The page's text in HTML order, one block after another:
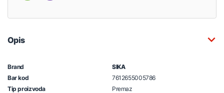
Opis
Brand
SIKA
Bar kod
7612655005786
Tip proizvoda
Premaz